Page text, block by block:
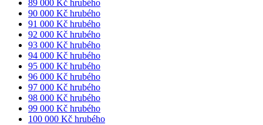
89 000 Kč hrubého
90 000 Kč hrubého
91 000 Kč hrubého
92 000 Kč hrubého
93 000 Kč hrubého
94 000 Kč hrubého
95 000 Kč hrubého
96 000 Kč hrubého
97 000 Kč hrubého
98 000 Kč hrubého
99 000 Kč hrubého
100 000 Kč hrubého